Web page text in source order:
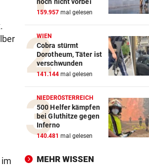
im
hat keinen Plan
3:1 nach 0:1! Altach dreht
gegen WSG Tirol
KRITIK AUS POLITIK vor
Theater stellt
300.000 Euro auf
NACH WIEN AUF MYKONOS vor
Luxus am Meer! Sabalenka
159.957 mal gelesen
WIEN
Cobra stürmt
Dorotheum, Täter ist
verschwunden
141.144 mal gelesen
NIEDERÖSTERREICH
500 Helfer kämpfen
bei Gluthitze gegen
Inferno
140.481 mal gelesen
MEHR WISSEN